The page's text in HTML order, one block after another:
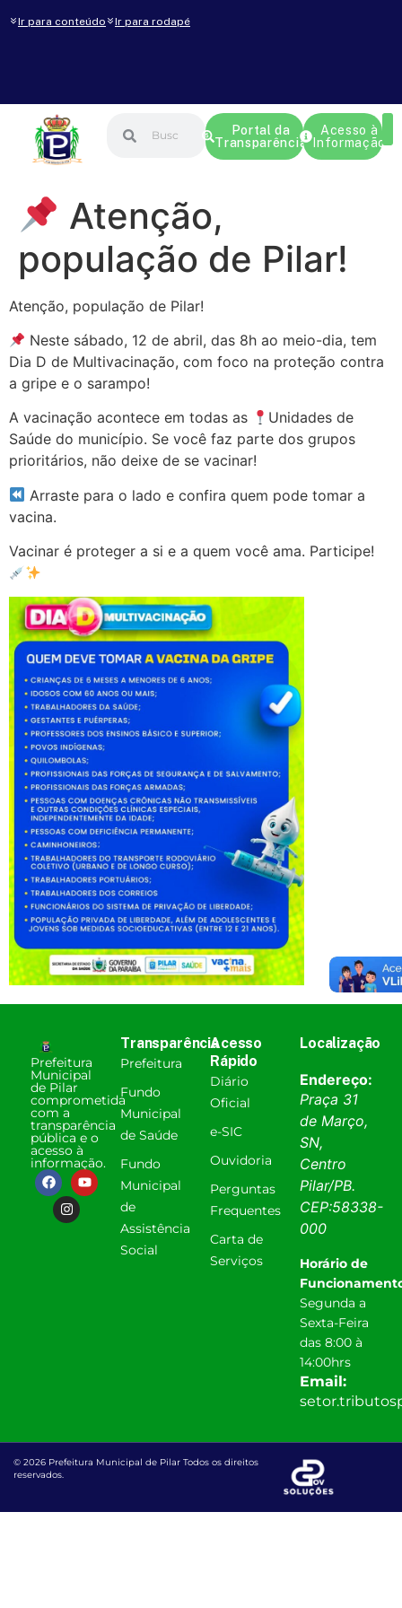
Ir para conteúdo Ir para rodapé
Portal da
Transparência
Acesso à
Informação
Atenção,
população de Pilar!
Atenção, população de Pilar!
Neste sábado, 12 de abril, das 8h ao meio-dia, tem
Dia D de Multivacinação, com foco na proteção contra
a gripe e o sarampo!
A vacinação acontece em todas as
Unidades de
Saúde do município. Se você faz parte dos grupos
prioritários, não deixe de se vacinar!
Arraste para o lado e confira quem pode tomar a
vacina.
Vacinar é proteger a si e a quem você ama. Participe!
Prefeitura
Municipal
de Pilar
comprometida
com a
transparência
pública e o
acesso à
informação.
Transparência
Prefeitura
Fundo
Municipal
de Saúde
Fundo
Municipal
de
Assistência
Social
Acesso
Rápido
Diário
Oficial
e-SIC
Ouvidoria
Perguntas
Frequentes
Carta de
Serviços
Localização
Endereço:
Praça 31
de Março,
SN,
Centro
Pilar/PB.
CEP:58338-
000
Horário de
Segunda a
Sexta-Feira
das 8:00 à
14:00hrs
Email:
© 2026 Prefeitura Municipal de Pilar Todos os direitos
reservados.